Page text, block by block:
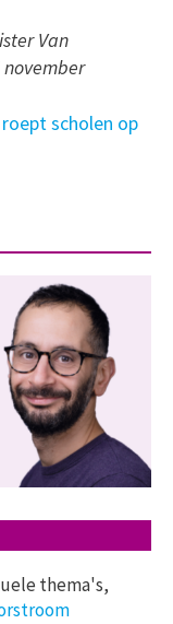
Van
november
scholen op
thema's,